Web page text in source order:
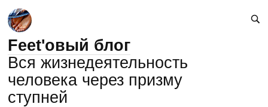
Feet'овый блог
Вся жизнедеятельность
человека через призму
ступней